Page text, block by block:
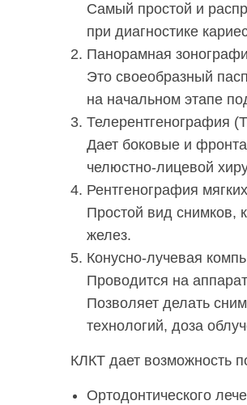
Самый простой и
при диагностике
Панорамная
Это своеобразный
на начальном этапе
Телерентгенография
Дает боковые и
челюстно-лицевой
Рентгенография
Простой вид снимков,
желез.
Конусно-лучевая
Проводится на
Позволяет делать
технологий, доза
КЛКТ дает возможность
Ортодонтического